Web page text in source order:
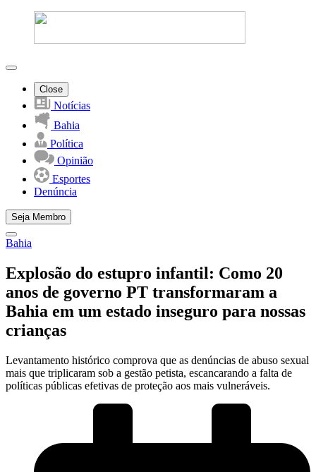
Close
Notícias
Bahia
Política
Opinião
Esportes
Denúncia
Seja Membro
Bahia
Explosão do estupro infantil: Como 20
anos de governo PT transformaram a
Bahia em um estado inseguro para nossas
crianças
Levantamento histórico comprova que as denúncias de abuso sexual
mais que triplicaram sob a gestão petista, escancarando a falta de
políticas públicas efetivas de proteção aos mais vulneráveis.